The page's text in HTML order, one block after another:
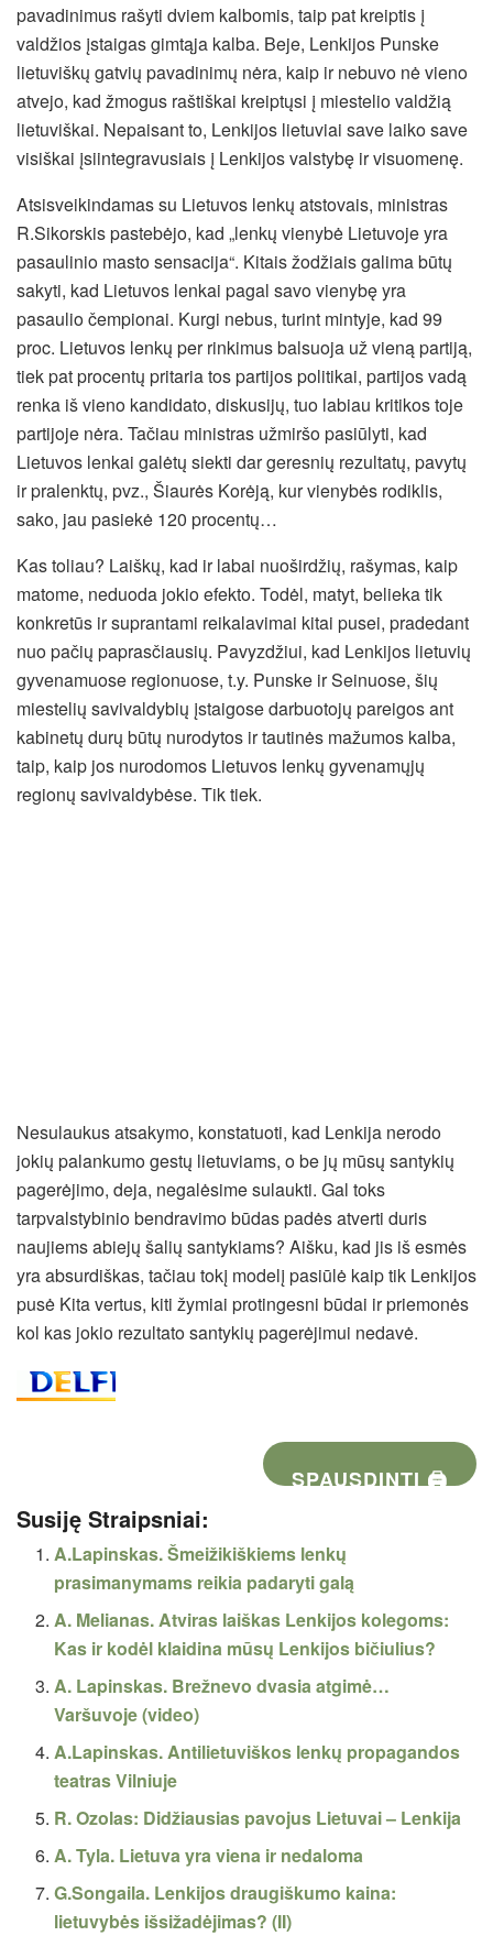
pavadinimus rašyti dviem kalbomis, taip pat kreiptis į
valdžios įstaigas gimtąja kalba. Beje, Lenkijos Punske
lietuviškų gatvių pavadinimų nėra, kaip ir nebuvo nė vieno
atvejo, kad žmogus raštiškai kreiptųsi į miestelio valdžią
lietuviškai. Nepaisant to, Lenkijos lietuviai save laiko save
visiškai įsiintegravusiais į Lenkijos valstybę ir visuomenę.
Atsisveikindamas su Lietuvos lenkų atstovais, ministras
R.Sikorskis pastebėjo, kad „lenkų vienybė Lietuvoje yra
pasaulinio masto sensacija“. Kitais žodžiais galima būtų
sakyti, kad Lietuvos lenkai pagal savo vienybę yra
pasaulio čempionai. Kurgi nebus, turint mintyje, kad 99
proc. Lietuvos lenkų per rinkimus balsuoja už vieną partiją,
tiek pat procentų pritaria tos partijos politikai, partijos vadą
renka iš vieno kandidato, diskusijų, tuo labiau kritikos toje
partijoje nėra. Tačiau ministras užmiršo pasiūlyti, kad
Lietuvos lenkai galėtų siekti dar geresnių rezultatų, pavytų
ir pralenktų, pvz., Šiaurės Korėją, kur vienybės rodiklis,
sako, jau pasiekė 120 procentų…
Kas toliau? Laiškų, kad ir labai nuoširdžių, rašymas, kaip
matome, neduoda jokio efekto. Todėl, matyt, belieka tik
konkretūs ir suprantami reikalavimai kitai pusei, pradedant
nuo pačių paprasčiausių. Pavyzdžiui, kad Lenkijos lietuvių
gyvenamuose regionuose, t.y. Punske ir Seinuose, šių
miestelių savivaldybių įstaigose darbuotojų pareigos ant
kabinetų durų būtų nurodytos ir tautinės mažumos kalba,
taip, kaip jos nurodomos Lietuvos lenkų gyvenamųjų
regionų savivaldybėse. Tik tiek.
Nesulaukus atsakymo, konstatuoti, kad Lenkija nerodo
jokių palankumo gestų lietuviams, o be jų mūsų santykių
pagerėjimo, deja, negalėsime sulaukti. Gal toks
tarpvalstybinio bendravimo būdas padės atverti duris
naujiems abiejų šalių santykiams? Aišku, kad jis iš esmės
yra absurdiškas, tačiau tokį modelį pasiūlė kaip tik Lenkijos
pusė Kita vertus, kiti žymiai protingesni būdai ir priemonės
kol kas jokio rezultato santykių pagerėjimui nedavė.
SPAUSDINTI 🖨
Susiję Straipsniai:
A.Lapinskas. Šmeižikiškiems lenkų
prasimanymams reikia padaryti galą
A. Melianas. Atviras laiškas Lenkijos kolegoms:
Kas ir kodėl klaidina mūsų Lenkijos bičiulius?
A. Lapinskas. Brežnevo dvasia atgimė…
Varšuvoje (video)
A.Lapinskas. Antilietuviškos lenkų propagandos
teatras Vilniuje
R. Ozolas: Didžiausias pavojus Lietuvai – Lenkija
A. Tyla. Lietuva yra viena ir nedaloma
G.Songaila. Lenkijos draugiškumo kaina:
lietuvybės išsižadėjimas? (II)